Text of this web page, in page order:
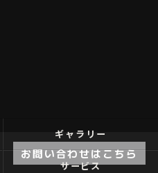
お問い合わせはこちら
ギャラリー
サービス